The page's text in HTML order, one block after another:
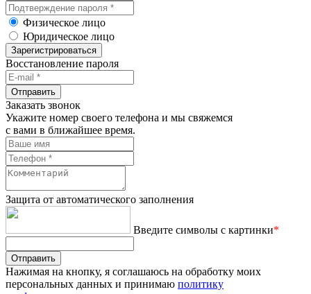
Физическое лицо
Юридическое лицо
Зарегистрироваться
Восстановление пароля
Отправить
Заказать звонок
Укажите номер своего телефона и мы свяжемся
с вами в ближайшее время.
Защита от автоматического заполнения
Введите символы с картинки*
Отправить
Нажимая на кнопку, я соглашаюсь на обработку моих
персональных данных и принимаю политику